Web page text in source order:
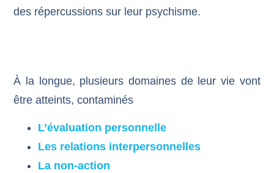
des répercussions sur leur psychisme.
À la longue, plusieurs domaines de leur vie vont
être atteints, contaminés
L’évaluation personnelle
Les relations interpersonnelles
La non-action